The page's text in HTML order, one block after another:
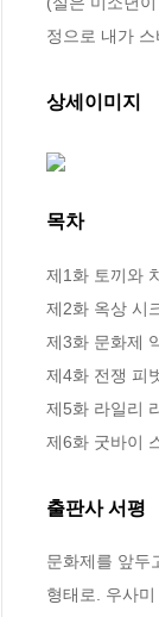
정으로 내가
상세이미지
목차
제1화 토끼와
제2화 옥상 시
제3화 문화제
제4화 전쟁 피
제5화 라일리
제6화 굿바이
출판사 서평
문화제를 앞두
형태로. 우사